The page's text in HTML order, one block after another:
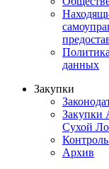
данных
Закупки
Закупки
Сухой
Архив